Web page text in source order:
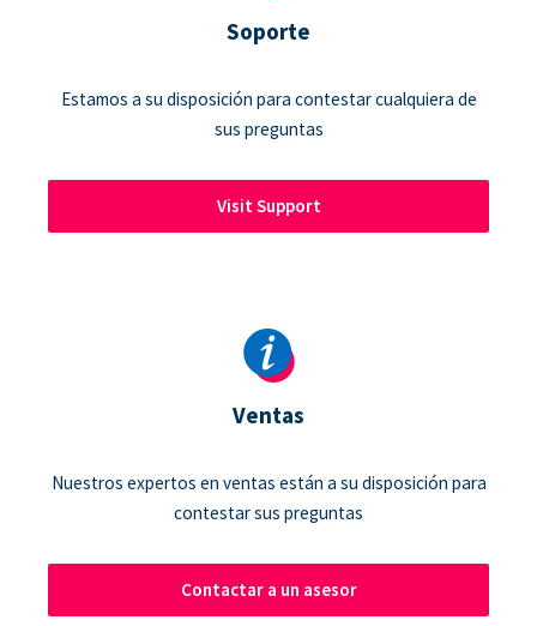
Soporte
Estamos a su disposición para contestar cualquiera de
sus preguntas
Visit Support
Ventas
Nuestros expertos en ventas están a su disposición para
contestar sus preguntas
Contactar a un asesor